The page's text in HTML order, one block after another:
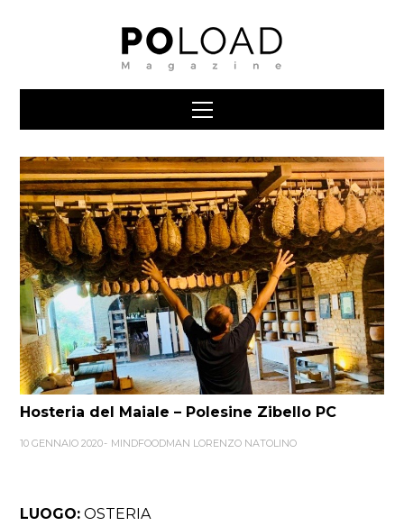
Hosteria del Maiale – Polesine Zibello PC
10 GENNAIO 2020 MINDFOODMAN LORENZO NATOLINO
LUOGO: OSTERIA